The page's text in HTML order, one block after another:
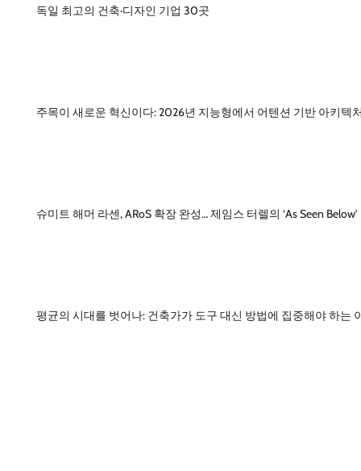
독일 최고의 건축·디자인 기업 30곳
주목이 새로운 혁신이다: 2026년 지능형에서 어텐션 기반 아키텍
슈미트 해머 라센, ARoS 확장 완성… 제임스 터렐의 ‘As Seen
평균의 시대를 벗어나: 건축가가 도구 대신 방법에 집중해야 하는